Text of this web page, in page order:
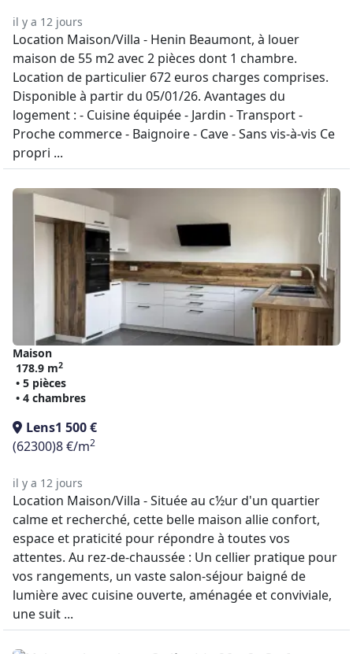
il y a 12 jours
Location Maison/Villa - Henin Beaumont, à louer
maison de 55 m2 avec 2 pièces dont 1 chambre.
Location de particulier 672 euros charges comprises.
Disponible à partir du 05/01/26. Avantages du
logement : - Cuisine équipée - Jardin - Transport -
Proche commerce - Baignoire - Cave - Sans vis-à-vis Ce
propri ...
Maison
178.9 m2
• 5 pièces
• 4 chambres
Lens1 500 €
(62300)8 €/m2
il y a 12 jours
Location Maison/Villa - Située au c½ur d'un quartier
calme et recherché, cette belle maison allie confort,
espace et praticité pour répondre à toutes vos
attentes. Au rez-de-chaussée : Un cellier pratique pour
vos rangements, un vaste salon-séjour baigné de
lumière avec cuisine ouverte, aménagée et conviviale,
une suit ...